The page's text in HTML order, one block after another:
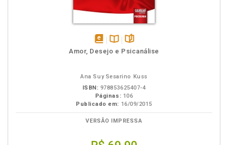
disponívelDisponível
páginas
Amor, Desejo e Psicanálise
Ana Suy Sesarino Kuss
ISBN: 978853625407-4
Páginas: 106
Publicado em: 16/09/2015
VERSÃO IMPRESSA